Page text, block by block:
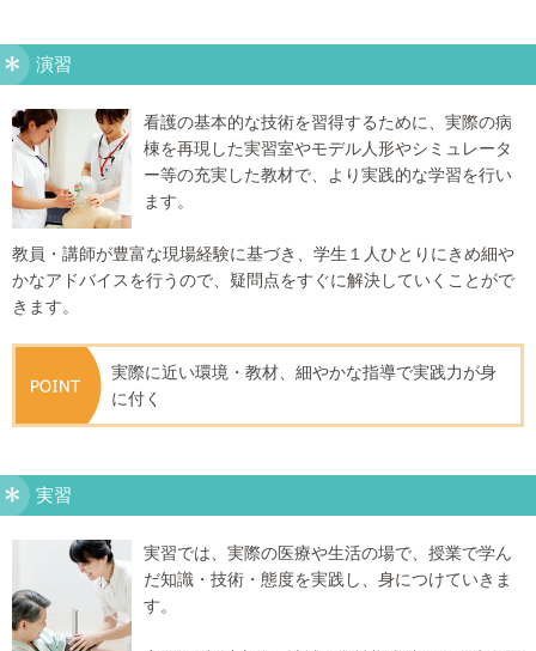
演習
看護の基本的な技術を習得するために、実際の病
棟を再現した実習室やモデル人形やシミュレータ
ー等の充実した教材で、より実践的な学習を行い
ます。
教員・講師が豊富な現場経験に基づき、学生１人ひとりにきめ細や
かなアドバイスを行うので、疑問点をすぐに解決していくことがで
きます。
実際に近い環境・教材、細やかな指導で実践力が身
に付く
実習
実習では、実際の医療や生活の場で、授業で学ん
だ知識・技術・態度を実践し、身につけていきま
す。